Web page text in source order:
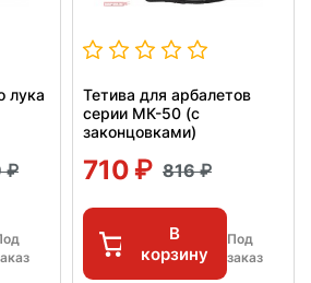
лука
Тетива для арбалетов
серии МК-50 (с
законцовками)
710 816
В
корзину
Под
заказ